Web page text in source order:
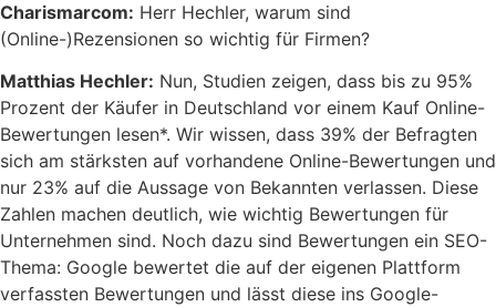
Charismarcom: Herr Hechler, warum sind
(Online-)Rezensionen so wichtig für Firmen?
Matthias Hechler: Nun, Studien zeigen, dass bis zu 95%
Prozent der Käufer in Deutschland vor einem Kauf Online-
Bewertungen lesen*. Wir wissen, dass 39% der Befragten
sich am stärksten auf vorhandene Online-Bewertungen und
nur 23% auf die Aussage von Bekannten verlassen. Diese
Zahlen machen deutlich, wie wichtig Bewertungen für
Unternehmen sind. Noch dazu sind Bewertungen ein SEO-
Thema: Google bewertet die auf der eigenen Plattform
verfassten Bewertungen und lässt diese ins Google-